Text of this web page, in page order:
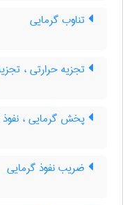
تناوب گرمایی
تجزیه حرارتی ،
پخش گرمایی ، نفوذ
ضریب نفوذ گرمایی